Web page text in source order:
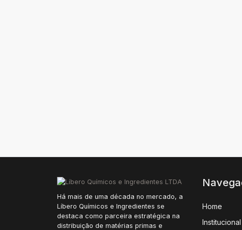
Há mais de uma década no mercado, a
Líbero Químicos e Ingredientes se
destaca como parceira estratégica na
distribuição de matérias primas e
Home
Institucional